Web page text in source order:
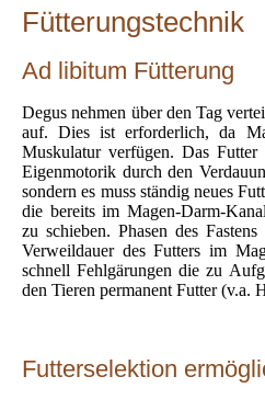
Fütterungstechnik
Ad libitum Fütterung
Degus nehmen über den Tag
auf. Dies ist erforderlich, da
Muskulatur verfügen. Das
Eigenmotorik durch den
sondern es muss ständig neues
die bereits im Magen-Darm-
zu schieben. Phasen des
Verweildauer des Futters im
schnell Fehlgärungen die zu
den Tieren permanent Futter (v.a.
Futterselektion